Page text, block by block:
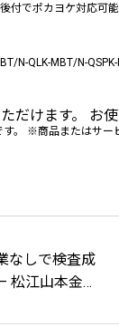
付でポカヨケ対応可
N-QLK-MBT/N-
だけます。 お
。 ※商品またはサー
なしで検査成
松江山本金